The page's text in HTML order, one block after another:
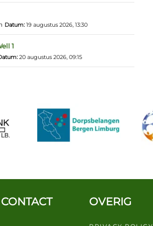
Datum: 19 augustus 2026, 13:30
1
20 augustus 2026, 09:15
OVERIG